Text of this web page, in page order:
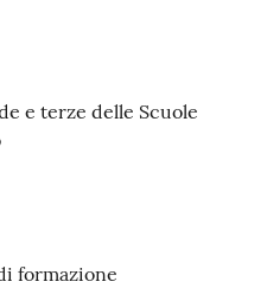
e terze delle Scuole
formazione